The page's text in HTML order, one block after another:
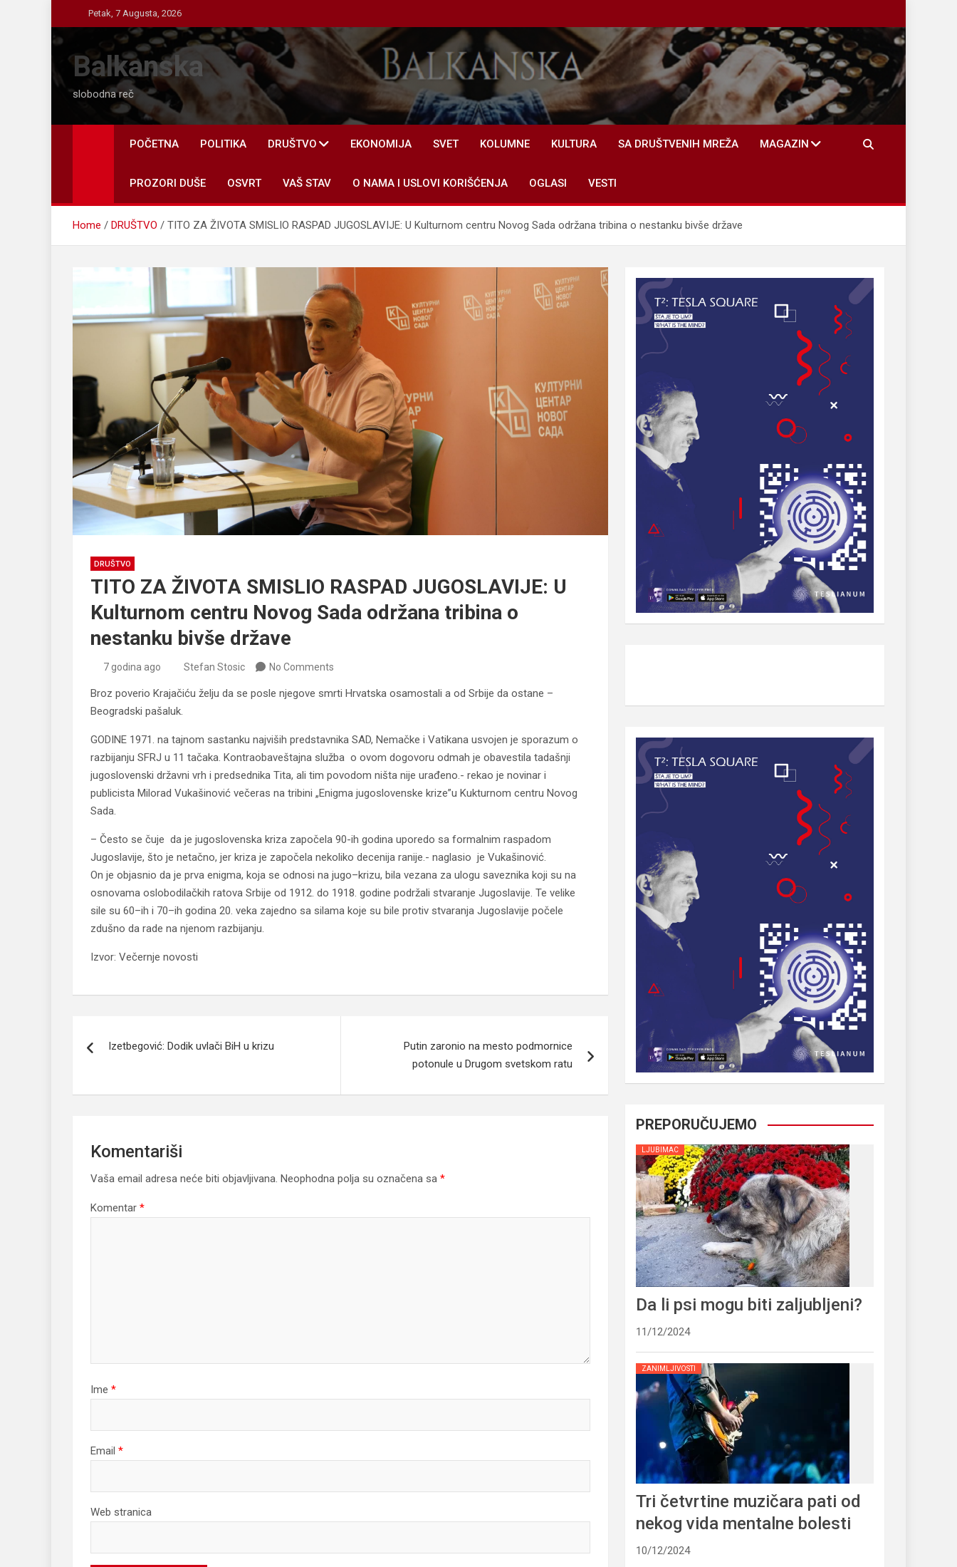
to
content
Petak, 7 Augusta, 2026
Balkanska
slobodna reč
POČETNA POLITIKA DRUŠTVO EKONOMIJA SVET KOLUMNE KULTURA SA DRUŠTVENIH MREŽA MAGAZIN
PROZORI DUŠE OSVRT VAŠ STAV O NAMA I USLOVI KORIŠĆENJA OGLASI VESTI
Home DRUŠTVO TITO ZA ŽIVOTA SMISLIO RASPAD JUGOSLAVIJE: U Kulturnom centru Novog Sada održana tribina o nestanku bivše države
DRUŠTVO
TITO ZA ŽIVOTA SMISLIO RASPAD JUGOSLAVIJE: U
Kulturnom centru Novog Sada održana tribina o
nestanku bivše države
7 godina ago Stefan Stosic No Comments
Broz poverio Krajačiću želju da se posle njegove smrti Hrvatska osamostali a od Srbije da ostane –
Beogradski pašaluk.
GODINE 1971. na tajnom sastanku najviših predstavnika SAD, Nemačke i Vatikana usvojen je sporazum o
razbijanju SFRJ u 11 tačaka. Kontraobaveštajna služba o ovom dogovoru odmah je obavestila tadašnji
jugoslovenski državni vrh i predsednika Tita, ali tim povodom ništa nije urađeno.- rekao je novinar i
publicista Milorad Vukašinović večeras na tribini „Enigma jugoslovenske krize”u Kukturnom centru Novog
Sada.
– Često se čuje da je jugoslovenska kriza započela 90-ih godina uporedo sa formalnim raspadom
Jugoslavije, što je netačno, jer kriza je započela nekoliko decenija ranije.- naglasio je Vukašinović.
On je objasnio da je prva enigma, koja se odnosi na jugo–krizu, bila vezana za ulogu saveznika koji su na
osnovama oslobodilačkih ratova Srbije od 1912. do 1918. godine podržali stvaranje Jugoslavije. Te velike
sile su 60–ih i 70–ih godina 20. veka zajedno sa silama koje su bile protiv stvaranja Jugoslavije počele
zdušno da rade na njenom razbijanju.
Izvor: Večernje novosti
članaka
Izetbegović: Dodik uvlači BiH u krizu
Putin zaronio na mesto podmornice
potonule u Drugom svetskom ratu
Komentariši
Vaša email adresa neće biti objavljivana. Neophodna polja su označena sa *
Komentar *
Ime *
Email *
Web stranica
PREPORUČUJEMO
LJUBIMAC
Da li psi mogu biti zaljubljeni?
11/12/2024
ZANIMLJIVOSTI
Tri četvrtine muzičara pati od
nekog vida mentalne bolesti
10/12/2024